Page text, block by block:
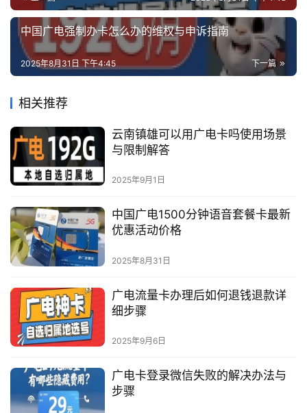
中国广电强制办卡怎么办的维权与申诉指南
下一篇
2025年8月31日 下午4:45
相关推荐
云南镇雄可以用广电卡吗使用场景
与限制解答
2025年9月1日
中国广电1500分钟语音套餐卡最新
优惠活动价格
2025年8月31日
广电流量卡办理后如何退钱退款详
细步骤
2025年9月6日
广电卡登录微信失败的解决办法与
步骤